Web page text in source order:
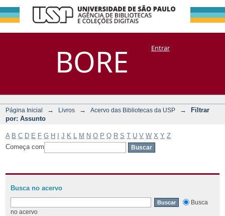
BORE
Filtrar por:
Assunto
DSpace/Manakin + CoriscoEntrar
Página Inicial → Livros → Acervo das Bibliotecas da USP →
Filtrar
por: Assunto
A B C D E F G H J K M N O P Q R S T U V W X Y Z
Começa com
Busca no acervo
Busca
no acervo